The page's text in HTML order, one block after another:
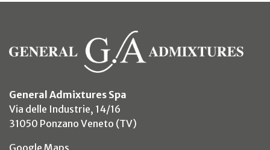
General Admixtures Spa
Via delle Industrie, 14/16
31050 Ponzano Veneto (TV)